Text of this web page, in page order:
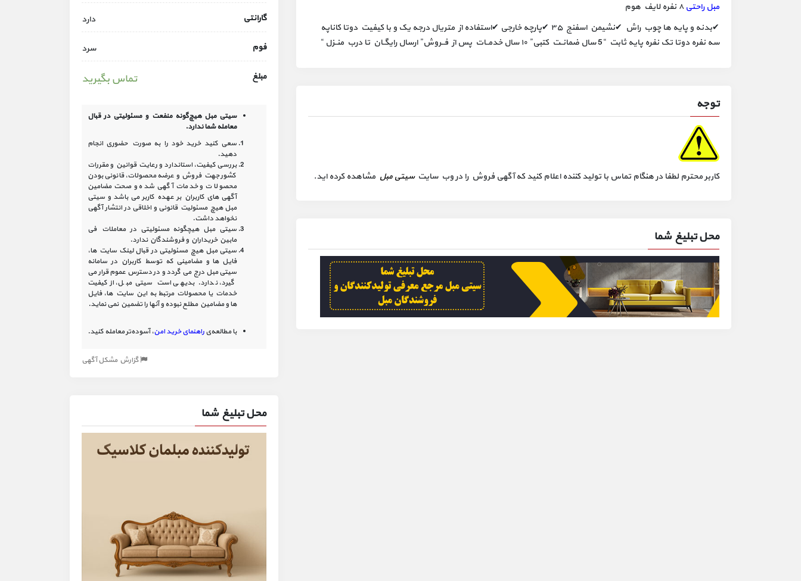
مبل راحتی۸ نفره لایف هوم
✔بدنه و پایه ها چوب راش ✔نشیمن اسفنج ۳۵ ✔پارچه خارجی ✔استفاده از متریال درجه یک و با کیفیت دوتا کاناپه
سه نفره دوتا تک نفره پایه ثابت “5 سال ضمانــت کتبی” ۱۰ سال خدمــات پس از فــروش” ارسال رایگــان تا درب منــزل “
توجه
کاربر محترم لطفا در هنگام تماس با تولید کننده اعلام کنید که آگهی فروش را در وب سایتسیتی مبل مشاهده کرده اید.
محل تبلیغ شما
گارانتی دارد
فوم سرد
مبلغ تماس بگیرید
سیتی مبل هیچ‌گونه منفعت و مسئولیتی درقبال
معامله شما ندارد.
سعی کنید خرید خود را به صورت حضوری انجام
دهید.
بررسی کیفیت، استاندارد و رعایت قوانین و مقررات
کشور جهت فروش و عرضه محصولات، قانونی بودن
محصولات و خدمات آگهی شده و صحت مضامین
آگهی‏ های کاربران بر عهده کاربر می باشد و سیتی
مبل هیچ مسئولیت قانونی و اخلاقی در انتشار آگهی
نخواهد داشت.
سیتی مبل هیچگونه مسئولیتی در معاملات فی
مابین خریداران و فروشندگان ندارد.
سیتی مبل هیچ مسئولیتی در قبال لینک‏ سایت ‏ها،
فایل ‏ها و مضامینی که توسط کاربران در سامانه‏
سیتی مبل درج می گردد و در دسترس عموم قرار می
گیرد، ندارد. بدیهی است سیتی مبل، از کیفیت
خدمات یا محصولات مرتبط به این سایت‏ ها، فایل
ها و مضامین مطلع نبوده و آنها را تضمین نمی نماید.
با مطالعه‌یراهنمای خرید امن، آسوده‌تر معامله کنید.
گزارش مشکل آگهی
محل تبلیغ شما